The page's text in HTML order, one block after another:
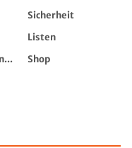
Sicherheit
Listen
Shop